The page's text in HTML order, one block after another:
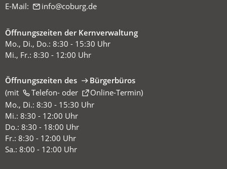
E-Mail:
info coburg de
Öffnungszeiten der Kernverwaltung
Mo., Di., Do.: 8:30 - 15:30 Uhr
Mi., Fr.: 8:30 - 12:00 Uhr
Öffnungszeiten des
Bürgerbüros
(mit
Telefon-oder Online-Termin
(Öffnet
in
einem
neuen
Tab)
)
Mo., Di.: 8:30 - 15:30 Uhr
Mi.: 8:30 - 12:00 Uhr
Do.: 8:30 - 18:00 Uhr
Fr.: 8:30 - 12:00 Uhr
Sa.: 8:00 - 12:00 Uhr